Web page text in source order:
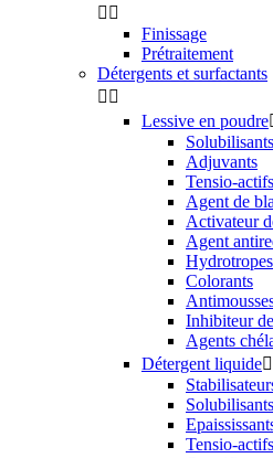
 
Finissage
Prétraitement
Détergents et surfactants
 
Lessive en poudre
Solubilisants
Adjuvants
Tensio-actifs
Agent de
Activateur
Agent
Hydrotropes
Colorants
Inhibiteur
Agents
Détergent liquide
Solubilisants
Tensio-actifs